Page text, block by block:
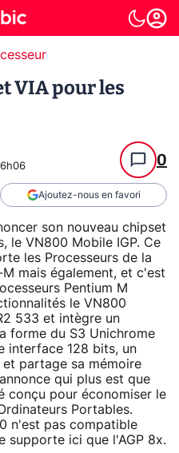
VIA pour les
0
Ajoutez-nous en favori
son nouveau chipset
le VN800 Mobile IGP. Ce
les Processeurs de la
mais également, et c'est
Pentium M
le VN800
533 et intègre un
forme du S3 Unichrome
interface 128 bits, un
partage sa mémoire
qui plus est que
conçu pour économiser le
Portables.
n'est pas compatible
supporte ici que l'AGP 8x.